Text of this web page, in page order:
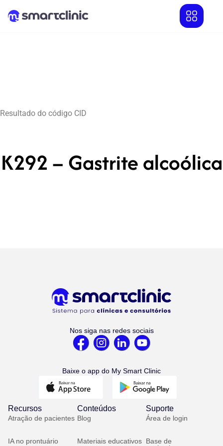
Resultado do código CID
K292 – Gastrite alcoólica
Nos siga nas redes sociais
Baixe o app do My Smart Clinic
Recursos
Atração de pacientes
IA no prontuário
Conteúdos
Blog
Materiais educativos
Suporte
Área de login
Base de